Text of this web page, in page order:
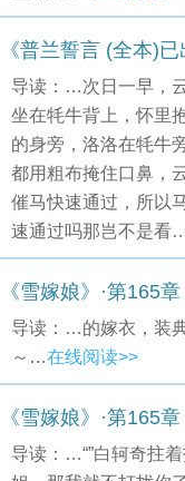
《普兰誓言 (全本)
导读：…次日一早，
坐在牦牛背上，怀里
的身旁，洛洛在牦牛
都用粗布掩住口鼻，
催马快速通过，所以
速通过吗那岂不是看
《雪嫁娘》·第165
导读：…的嫁衣，装
～…在线阅读>>
《雪嫁娘》·第165
导读：…“”白轲奇拄